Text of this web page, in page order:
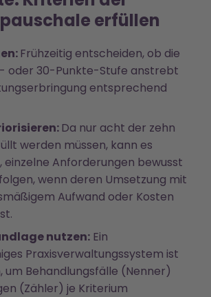
erfüllen
Frühzeitig entscheiden, ob die
oder 30-Punkte-Stufe anstrebt
entsprechend
Da nur acht der zehn
werden müssen, kann es
einzelne Anforderungen bewusst
wenn deren Umsetzung mit
Aufwand oder Kosten
nutzen: Ein
Praxisverwaltungssystem ist
um Behandlungsfälle (Nenner)
(Zähler) je Kriterium